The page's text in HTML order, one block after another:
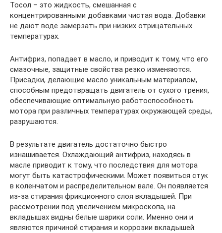
Тосол – это жидкость, смешанная с
концентрированными добавками чистая вода. Добавки
не дают воде замерзать при низких отрицательных
температурах.
Антифриз, попадает в масло, и приводит к тому, что его
смазочные, защитные свойства резко изменяются.
Присадки, делающие масло уникальным материалом,
способным предотвращать двигатель от сухого трения,
обеспечивающие оптимальную работоспособность
мотора при различных температурах окружающей среды,
разрушаются.
В результате двигатель достаточно быстро
изнашивается. Охлаждающий антифриз, находясь в
масле приводит к тому, что последствия для мотора
могут быть катастрофическими. Может появиться стук
в коленчатом и распределительном вале. Он появляется
из-за стирания фрикционного слоя вкладышей. При
рассмотрении под увеличением микроскопа, на
вкладышах видны белые шарики соли. Именно они и
являются причиной стирания и коррозии вкладышей.